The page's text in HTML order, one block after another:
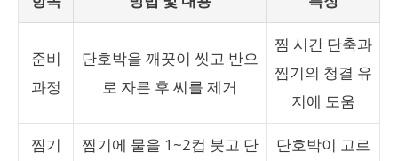
준비
과정
단호박을 깨끗이 씻고 반으
로 자른 후 씨를 제거
찜 시간 단축과
찜기의 청결 유
지에 도움
찜기
찜기에 물을 1~2컵 붓고 단
단호박이 고르